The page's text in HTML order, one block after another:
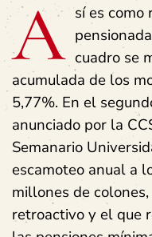
A sí es como
cuadro se
acumulada de los
5,77%. En el
anunciado por la
Semanario
escamoteo anual a
millones de
retroactivo y el que